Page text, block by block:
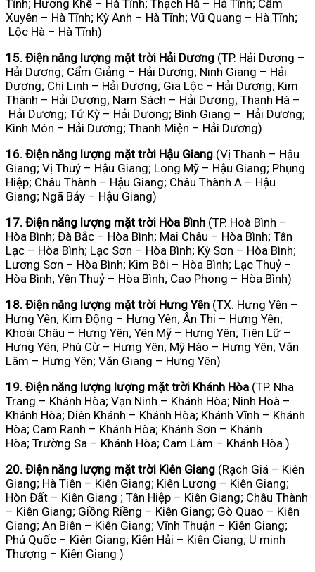
Tĩnh; Hương Khê – Hà Tĩnh; Thạch Hà – Hà Tĩnh; Cẩm
Xuyên – Hà Tĩnh; Kỳ Anh – Hà Tĩnh; Vũ Quang – Hà Tĩnh;
Lộc Hà – Hà Tĩnh)
15. Điện năng lượng mặt trời Hải Dương (TP. Hải Dương –
Hải Dương; Cẩm Giảng – Hải Dương; Ninh Giang – Hải
Dương; Chí Linh – Hải Dương; Gia Lộc – Hải Dương; Kim
Thành – Hải Dương; Nam Sách – Hải Dương; Thanh Hà –
Hải Dương; Tứ Kỳ – Hải Dương; Bình Giang – Hải Dương;
Kinh Môn – Hải Dương; Thanh Miện – Hải Dương)
16. Điện năng lượng mặt trời Hậu Giang (Vị Thanh – Hậu
Giang; Vị Thuỷ – Hậu Giang; Long Mỹ – Hậu Giang; Phụng
Hiệp; Châu Thành – Hậu Giang; Châu Thành A – Hậu
Giang; Ngã Bảy – Hậu Giang)
17. Điện năng lượng mặt trời Hòa Bình (TP. Hoà Bình –
Hòa Bình; Đà Bắc – Hòa Bình; Mai Châu – Hòa Bình; Tân
Lạc – Hòa Bình; Lạc Sơn – Hòa Bình; Kỳ Sơn – Hòa Bình;
Lương Sơn – Hòa Bình; Kim Bôi – Hòa Bình; Lạc Thuỷ –
Hòa Bình; Yên Thuỷ – Hòa Bình; Cao Phong – Hòa Bình)
18. Điện năng lượng mặt trời Hưng Yên (TX. Hưng Yên –
Hưng Yên; Kim Động – Hưng Yên; Ân Thi – Hưng Yên;
Khoái Châu – Hưng Yên; Yên Mỹ – Hưng Yên; Tiên Lữ –
Hưng Yên; Phù Cừ – Hưng Yên; Mỹ Hào – Hưng Yên; Văn
Lâm – Hưng Yên; Văn Giang – Hưng Yên)
19. Điện năng lượng lượng mặt trời Khánh Hòa (TP. Nha
Trang – Khánh Hòa; Vạn Ninh – Khánh Hòa; Ninh Hoà –
Khánh Hòa; Diên Khánh – Khánh Hòa; Khánh Vĩnh – Khánh
Hòa; Cam Ranh – Khánh Hòa; Khánh Sơn – Khánh
Hòa; Trường Sa – Khánh Hòa; Cam Lâm – Khánh Hòa )
20. Điện năng lượng mặt trời Kiên Giang (Rạch Giá – Kiên
Giang; Hà Tiên – Kiên Giang; Kiên Lương – Kiên Giang;
Hòn Đất – Kiên Giang ; Tân Hiệp – Kiên Giang; Châu Thành
– Kiên Giang; Giồng Riềng – Kiên Giang; Gò Quao – Kiên
Giang; An Biên – Kiên Giang; Vĩnh Thuận – Kiên Giang;
Phú Quốc – Kiên Giang; Kiên Hải – Kiên Giang; U minh
Thượng – Kiên Giang )